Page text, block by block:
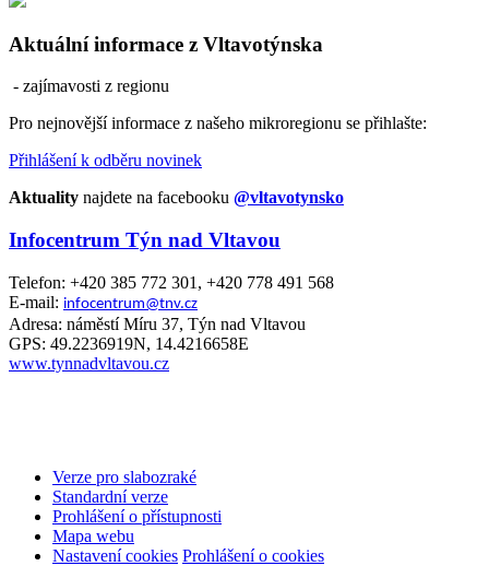
Aktuální informace z Vltavotýnska
- zajímavosti z regionu
Pro nejnovější informace z našeho mikroregionu se přihlašte:
Přihlášení k odběru novinek
Aktuality najdete na facebooku @vltavotynsko
Infocentrum Týn nad Vltavou
Telefon: +420 385 772 301, +420 778 491 568
E-mail: infocentrum@tnv.cz
Adresa: náměstí Míru 37, Týn nad Vltavou
GPS: 49.2236919N, 14.4216658E
www.tynnadvltavou.cz
Verze pro slabozraké
Standardní verze
Prohlášení o přístupnosti
Mapa webu
Nastavení cookies Prohlášení o cookies